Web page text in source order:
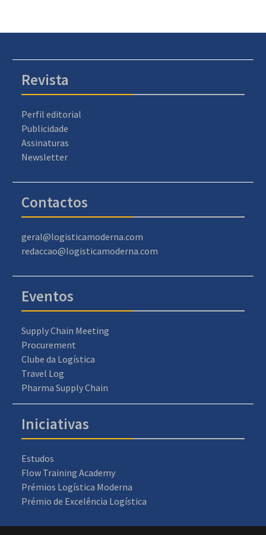
Revista
Perfil editorial
Publicidade
Assinaturas
Newsletter
Contactos
geral@logisticamoderna.com
redaccao@logisticamoderna.com
Eventos
Supply Chain Meeting
Procurement
Clube da Logística
Travel Log
Pharma Supply Chain
Iniciativas
Estudos
Flow Training Academy
Prémios Logística Moderna
Prémio de Excelência Logística